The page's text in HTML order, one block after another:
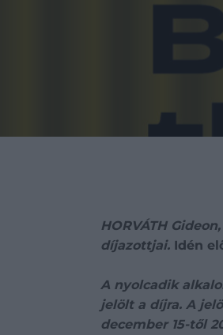
HORVÁTH
díjazottjai. Idén
A nyolcadik
jelölt a díjra. A
december 15-től